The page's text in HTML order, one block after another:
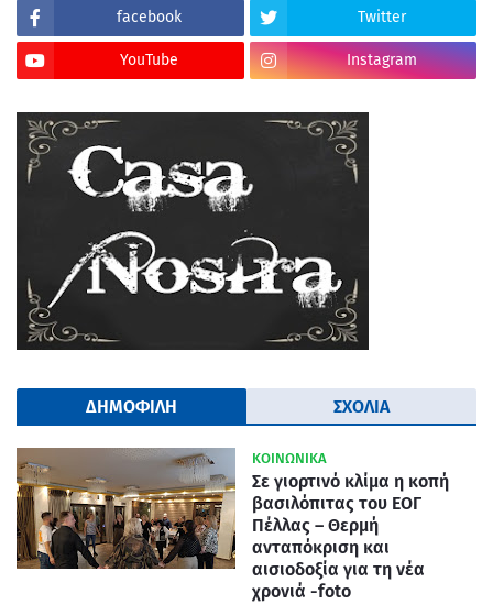
facebook Twitter
YouTube Instagram
ΔΗΜΟΦΙΛΗ ΣΧΟΛΙΑ
ΚΟΙΝΩΝΙΚΑ
Σε γιορτινό κλίμα η κοπή
βασιλόπιτας του ΕΟΓ
Πέλλας – Θερμή
ανταπόκριση και
αισιοδοξία για τη νέα
χρονιά -foto